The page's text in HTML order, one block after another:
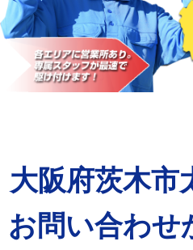
給水管工事※（ライニング鋼管・
管・ポリ管・HT管使用/3ｍまで)
給水管工事※（ライニング鋼管・
管・ポリ管・HT管使用/3ｍ超え)
マス交換（深さ50㎝以上）
コンクリート斫り（厚さ10㎝ま
大阪府茨木市
お問い合わせ